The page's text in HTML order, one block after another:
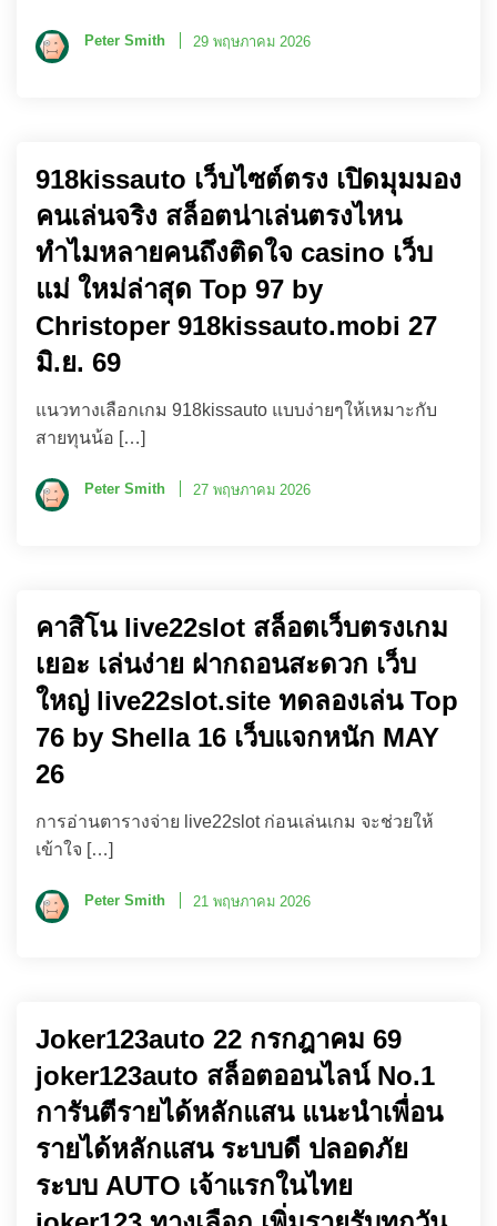
Peter Smith 29 พฤษภาคม 2026
918kissauto เว็บไซต์ตรง เปิดมุมมอง
คนเล่นจริง สล็อตน่าเล่นตรงไหน
ทำไมหลายคนถึงติดใจ casino เว็บ
แม่ ใหม่ล่าสุด Top 97 by
Christoper 918kissauto.mobi 27
มิ.ย. 69
แนวทางเลือกเกม 918kissauto แบบง่ายๆให้เหมาะกับ
สายทุนน้อ […]
Peter Smith 27 พฤษภาคม 2026
คาสิโน live22slot สล็อตเว็บตรงเกม
เยอะ เล่นง่าย ฝากถอนสะดวก เว็บ
ใหญ่ live22slot.site ทดลองเล่น Top
76 by Shella 16 เว็บแจกหนัก MAY
26
การอ่านตารางจ่าย live22slot ก่อนเล่นเกม จะช่วยให้
เข้าใจ […]
Peter Smith 21 พฤษภาคม 2026
Joker123auto 22 กรกฎาคม 69
joker123auto สล็อตออนไลน์ No.1
การันตีรายได้หลักแสน แนะนำเพื่อน
รายได้หลักแสน ระบบดี ปลอดภัย
ระบบ AUTO เจ้าแรกในไทย